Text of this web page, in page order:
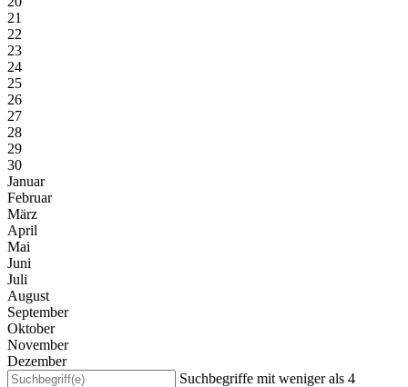
21
22
23
24
25
26
27
28
29
30
Januar
Februar
März
April
Mai
Juni
Juli
August
September
Oktober
November
Dezember
Suchbegriffe mit weniger als 4